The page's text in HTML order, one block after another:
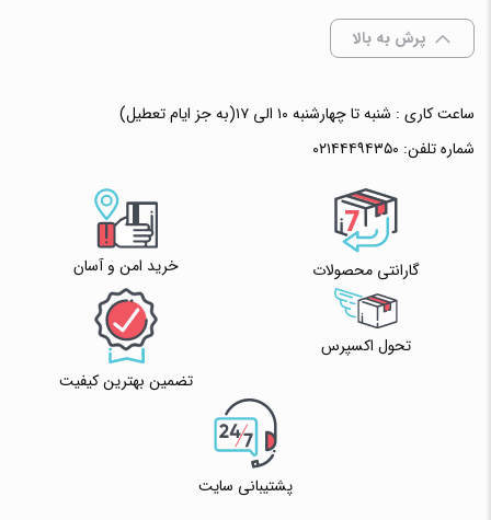
✧ چت با پشتیبان واتس آپ
پرش به بالا
ساعت کاری : شنبه تا چهارشنبه ۱۰ الی ۱۷(به جز ایام تعطیل)
شماره تلفن: ۰۲۱۴۴۴۹۴۳۵۰
گارانتی محصولات خرید امن و آسان
تحول اکسپرس
تضمین بهترین کیفیت
پشتیبانی سایت